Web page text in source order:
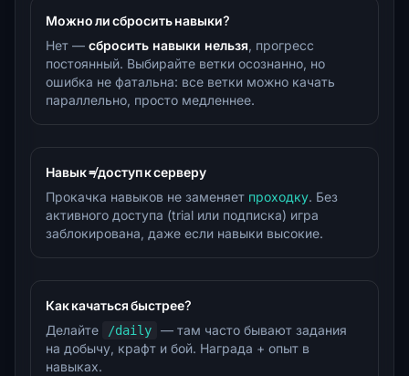
Можно ли сбросить навыки?
Нет — сбросить навыки нельзя, прогресс
постоянный. Выбирайте ветки осознанно, но
ошибка не фатальна: все ветки можно качать
параллельно, просто медленнее.
Навык ≠ доступ к серверу
Прокачка навыков не заменяет проходку. Без
активного доступа (trial или подписка) игра
заблокирована, даже если навыки высокие.
Как качаться быстрее?
Делайте /daily
— там часто бывают задания
на добычу, крафт и бой. Награда + опыт в
навыках.